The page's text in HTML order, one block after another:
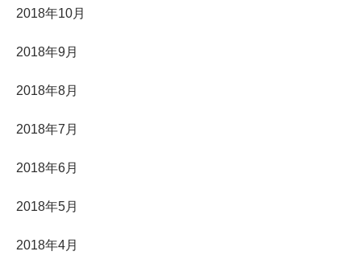
2018年10月
2018年9月
2018年8月
2018年7月
2018年6月
2018年5月
2018年4月